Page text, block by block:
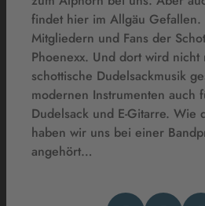
findet hier im Allgäu Gefallen.
Mitgliedern und Fans der
Phoenexx. Und dort wird nicht
schottische Dudelsackmusik
modernen Instrumenten auch
Dudelsack und E-Gitarre. Wie
haben wir uns bei einer
angehört…